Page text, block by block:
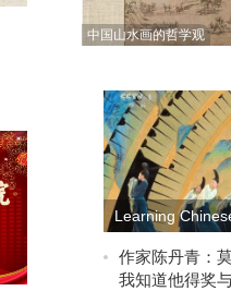
中国山水画的哲学观
Learning
transcendent
ancients.
作家陈丹青：
我知道他得奖